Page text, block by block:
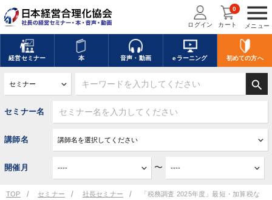
menu
メニュー
ログイン カート
0
経営セミナー 本 音声・動画 eラーニング 初めての方へ
search
セミナー名
講師名
開催月 〜
TOP セミナー 社長セミナー
「税務調査 2025年度」最短・加算税な